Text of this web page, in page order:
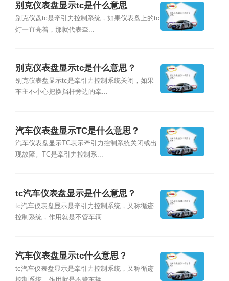
别克仪表盘显示tc是什么意思
别克仪盘tc是牵引力控制系统，如果仪表盘上的tc
灯一直亮着，那就代表牵...
别克仪表盘显示tc是什么意思？
别克仪表盘显示tc是牵引力控制系统关闭，如果
车主不小心把换挡杆旁边的牵...
汽车仪表盘显示TC是什么意思？
汽车仪表盘显示TC表示牵引力控制系统关闭或出
现故障。TC是牵引力控制系...
tc汽车仪表盘显示是什么意思？
tc汽车仪表盘显示是牵引力控制系统，又称循迹
控制系统，作用就是不管车辆...
汽车仪表盘显示tc什么意思？
tc汽车仪表盘显示是牵引力控制系统，又称循迹